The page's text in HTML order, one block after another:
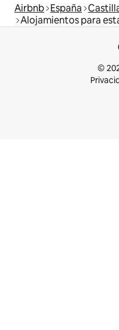
Airbnb España
Alojamientos para
©